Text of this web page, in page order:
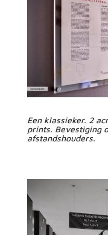
Een klassieker. 2
prints. Bevestiging
afstandshouders.